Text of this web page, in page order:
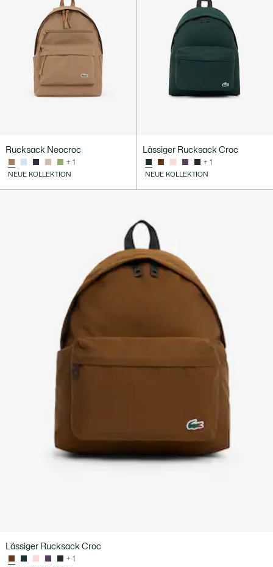
Rucksack Neocroc
+ 1
NEUE KOLLEKTION
Lässiger Rucksack Croc
+ 1
NEUE KOLLEKTION
Lässiger Rucksack Croc
+ 1